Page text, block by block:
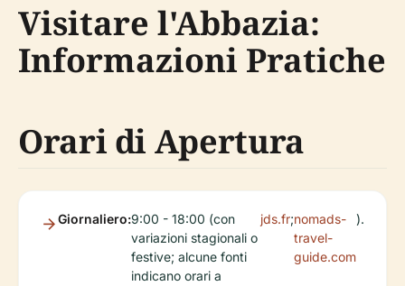
Visitare l'Abbazia:
Informazioni Pratiche
Orari di Apertura
Giornaliero:9:00 - 18:00 (con
variazioni stagionali o
festive; alcune fonti
indicano orari a
jds.fr;nomads-
travel-
guide.com
).